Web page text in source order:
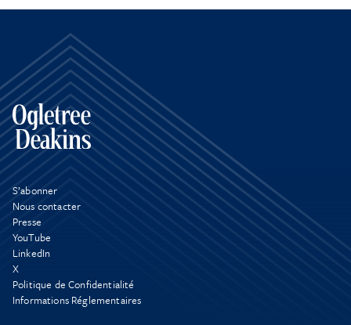
S’abonner
Nous contacter
Presse
YouTube
LinkedIn
X
Politique de Confidentialité
Informations Réglementaires